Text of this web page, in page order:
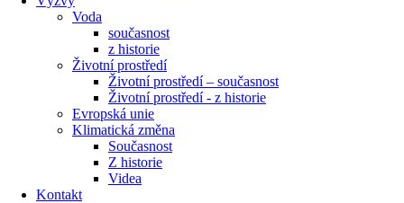
Voda
současnost
z historie
Životní prostředí
Životní prostředí – současnost
Životní prostředí ​- z historie
Evropská unie
Klimatická změna
Současnost
Z historie
Videa
Kontakt